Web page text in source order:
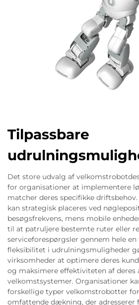
Tilpassbare
Det store udvalg af
for organisationer at implementere
matcher deres specifikke
kan strategisk placeres ved
besøgsfrekvens, mens mobile
til at patruljere bestemte ruter eller
serviceforespørgsler gennem hele
fleksibilitet i udrulningsmuligheder
virksomheder at optimere deres
og maksimere effektiviteten af deres
velkomstsystemer. Organisationer
forskellige typer velkomstrobotter
omfattende dækning, der adresserer